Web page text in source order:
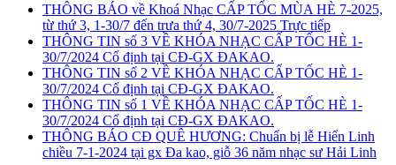
THÔNG BÁO về Khoá Nhạc CẤP TỐC MÙA HÈ 7-2025,
từ thứ 3, 1-30/7 đến trưa thứ 4, 30/7-2025 Trực tiếp
THÔNG TIN số 3 VỀ KHÓA NHẠC CẤP TỐC HÈ 1-
30/7/2024 Cố định tại CĐ-GX ĐAKAO.
THÔNG TIN số 2 VỀ KHÓA NHẠC CẤP TỐC HÈ 1-
30/7/2024 Cố định tại CĐ-GX ĐAKAO.
THÔNG TIN số 1 VỀ KHÓA NHẠC CẤP TỐC HÈ 1-
30/7/2024 Cố định tại CĐ-GX ĐAKAO.
THÔNG BÁO CĐ QUÊ HƯƠNG: Chuẩn bị lễ Hiển Linh
chiều 7-1-2024 tại gx Đa kao, giỗ 36 năm nhạc sư Hải Linh